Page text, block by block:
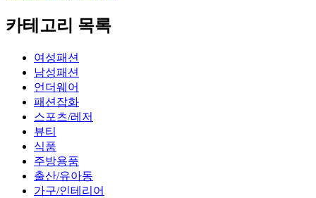
카테고리 목록
여성패션
남성패션
언더웨어
패션잡화
스포츠/레저
뷰티
식품
주방용품
출산/유아동
가구/인테리어